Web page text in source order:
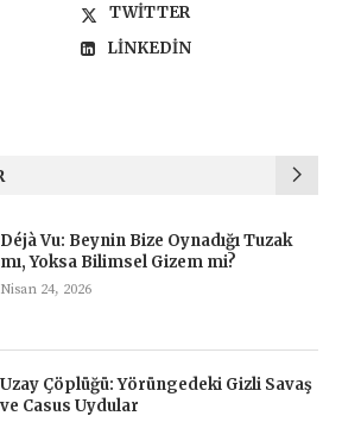
TWITTER
LINKEDIN
Déjà Vu: Beynin Bize Oynadığı Tuzak
mı, Yoksa Bilimsel Gizem mi?
Nisan 24, 2026
Uzay Çöplüğü: Yörüngedeki Gizli Savaş
ve Casus Uydular